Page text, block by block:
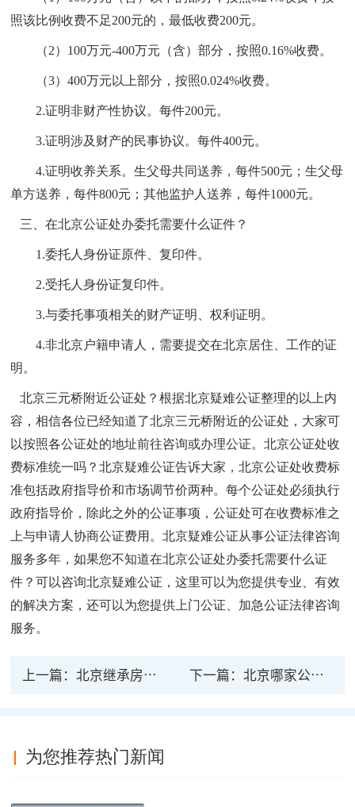
照该比例收费不足200元的，最低收费200元。
（2）100万元-400万元（含）部分，按照0.16%收费。
（3）400万元以上部分，按照0.024%收费。
2.证明非财产性协议。每件200元。
3.证明涉及财产的民事协议。每件400元。
4.证明收养关系。生父母共同送养，每件500元；生父母
单方送养，每件800元；其他监护人送养，每件1000元。
三、在北京公证处办委托需要什么证件？
1.委托人身份证原件、复印件。
2.受托人身份证复印件。
3.与委托事项相关的财产证明、权利证明。
4.非北京户籍申请人，需要提交在北京居住、工作的证
明。
北京三元桥附近公证处 ？根据北京疑难公证整理的以上内
容，相信各位已经知道了北京三元桥附近的公证处，大家可
以按照各公证处的地址前往咨询或办理公证。北京公证处收
费标准统一吗？北京疑难公证告诉大家，北京公证处收费标
准包括政府指导价和市场调节价两种。每个公证处必须执行
政府指导价，除此之外的公证事项，公证处可在收费标准之
上与申请人协商公证费用。北京疑难公证从事公证法律咨询
服务多年，如果您不知道在北京公证处办委托需要什么证
件？可以咨询北京疑难公证，这里可以为您提供专业、有效
的解决方案，还可以为您提供上门公证、加急公证法律咨询
服务。
上一篇：北京继承房产公证收费标准 下一篇： 北京哪家公证处可以预约
为您推荐热门新闻